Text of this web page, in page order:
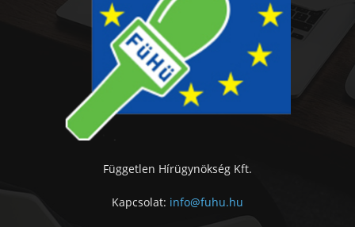
Független Hírügynökség Kft.
Kapcsolat: info@fuhu.hu